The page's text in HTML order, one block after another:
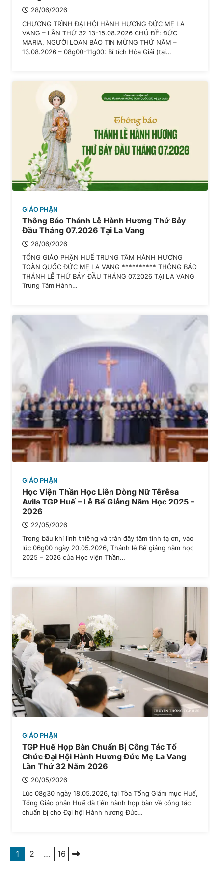
28/06/2026
CHƯƠNG TRÌNH ĐẠI HỘI HÀNH HƯƠNG ĐỨC MẸ LA
VANG – LẦN THỨ 32 13-15.08.2026 CHỦ ĐỀ: ĐỨC
MARIA, NGƯỜI LOAN BÁO TIN MỪNG THỨ NĂM –
13.08.2026 – 08g00-11g00: Bí tích Hòa Giải (tại…
GIÁO PHẬN
Thông Báo Thánh Lễ Hành Hương Thứ Bảy
Đầu Tháng 07.2026 Tại La Vang
28/06/2026
TỔNG GIÁO PHẬN HUẾ TRUNG TÂM HÀNH HƯƠNG
TOÀN QUỐC ĐỨC MẸ LA VANG ********** THÔNG BÁO
THÁNH LỄ THỨ BẢY ĐẦU THÁNG 07.2026 TẠI LA VANG
Trung Tâm Hành…
GIÁO PHẬN
Học Viện Thần Học Liên Dòng Nữ Têrêsa
Avila TGP Huế – Lễ Bế Giảng Năm Học 2025 –
2026
22/05/2026
Trong bầu khí linh thiêng và tràn đầy tâm tình tạ ơn, vào
lúc 06g00 ngày 20.05.2026, Thánh lễ Bế giảng năm học
2025 – 2026 của Học viện Thần…
GIÁO PHẬN
TGP Huế Họp Bàn Chuẩn Bị Công Tác Tổ
Chức Đại Hội Hành Hương Đức Mẹ La Vang
Lần Thứ 32 Năm 2026
20/05/2026
Lúc 08g30 ngày 18.05.2026, tại Tòa Tổng Giám mục Huế,
Tổng Giáo phận Huế đã tiến hành họp bàn về công tác
chuẩn bị cho Đại hội Hành hương Đức…
Điều
hướng
1 2 … 16